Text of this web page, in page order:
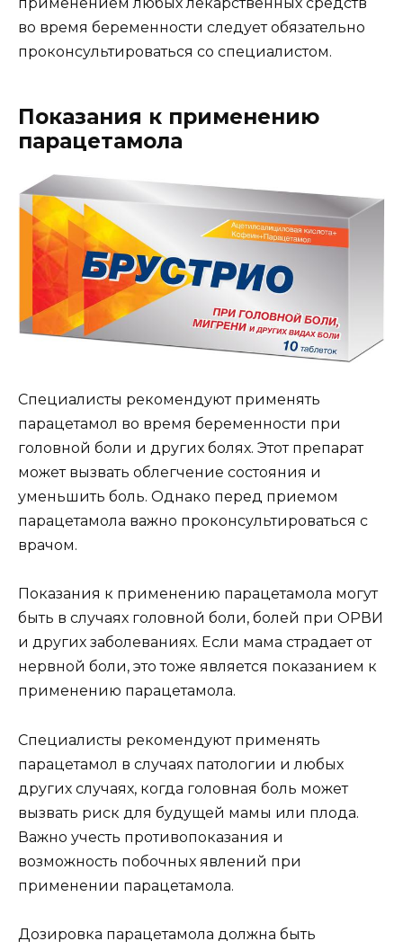
во время беременности следует обязательно
проконсультироваться со специалистом.
Показания к применению
парацетамола
Специалисты рекомендуют применять
парацетамол во время беременности при
головной боли и других болях. Этот препарат
может вызвать облегчение состояния и
уменьшить боль. Однако перед приемом
парацетамола важно проконсультироваться с
врачом.
Показания к применению парацетамола могут
быть в случаях головной боли, болей при ОРВИ
и других заболеваниях. Если мама страдает от
нервной боли, это тоже является показанием к
применению парацетамола.
Специалисты рекомендуют применять
парацетамол в случаях патологии и любых
других случаях, когда головная боль может
вызвать риск для будущей мамы или плода.
Важно учесть противопоказания и
возможность побочных явлений при
применении парацетамола.
Дозировка парацетамола должна быть